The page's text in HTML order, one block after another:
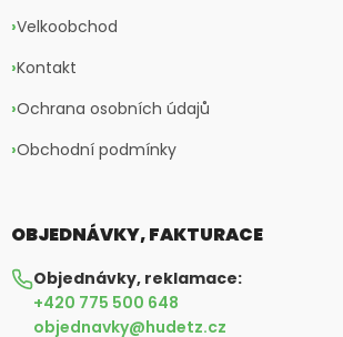
Velkoobchod
Kontakt
Ochrana osobních údajů
Obchodní podmínky
OBJEDNÁVKY, FAKTURACE
Objednávky, reklamace:
+420 775 500 648
objednavky@hudetz.cz